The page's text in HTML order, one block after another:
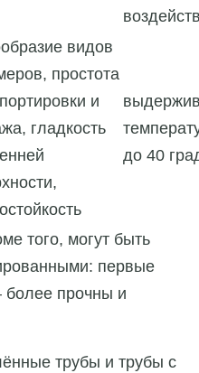
видов
простота
и
гладкость
до 40
того, могут быть
первые
прочны и
трубы и трубы с